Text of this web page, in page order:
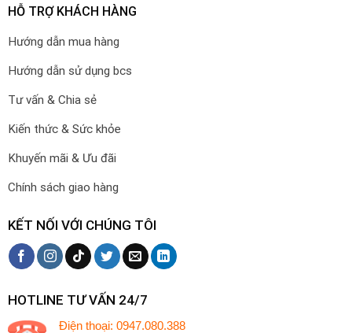
HỖ TRỢ KHÁCH HÀNG
Hướng dẫn mua hàng
Hướng dẫn sử dụng bcs
Tư vấn & Chia sẻ
Kiến thức & Sức khỏe
Khuyến mãi & Ưu đãi
Chính sách giao hàng
KẾT NỐI VỚI CHÚNG TÔI
HOTLINE TƯ VẤN 24/7
Điện thoại: 0947.080.388